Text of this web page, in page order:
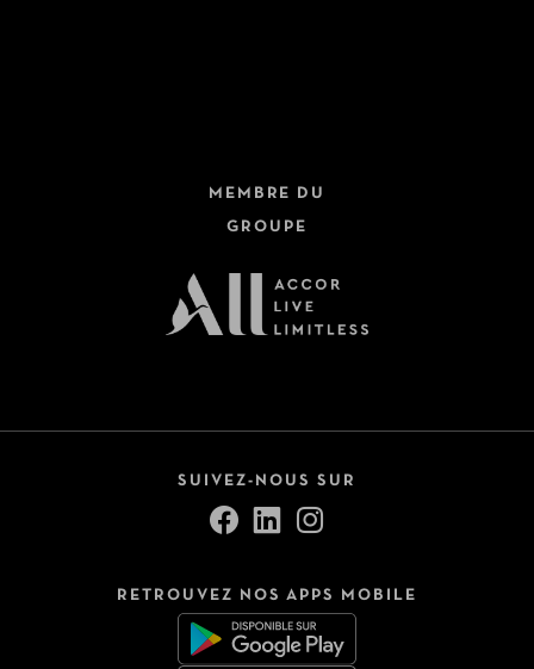
MEMBRE DU
GROUPE
SUIVEZ-NOUS SUR
RETROUVEZ NOS APPS MOBILE